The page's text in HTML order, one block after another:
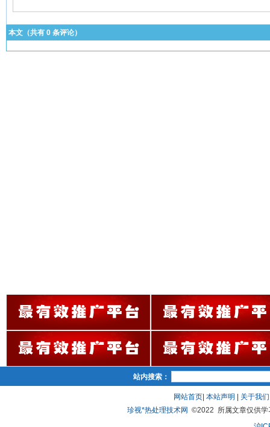
本文（共有 0 条评论）
站内搜索：
网站首页| 本站声明 关于我们
珍视*热处理技术网 ©2022 所属文章仅供学